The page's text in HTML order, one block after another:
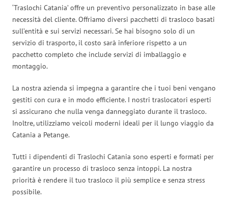
‘Traslochi Catania’ offre un preventivo personalizzato in base alle
necessità del cliente. Offriamo diversi pacchetti di trasloco basati
sull’entità e sui servizi necessari. Se hai bisogno solo di un
servizio di trasporto, il costo sarà inferiore rispetto a un
pacchetto completo che include servizi di imballaggio e
montaggio.
La nostra azienda si impegna a garantire che i tuoi beni vengano
gestiti con cura e in modo efficiente. I nostri traslocatori esperti
si assicurano che nulla venga danneggiato durante il trasloco.
Inoltre, utilizziamo veicoli moderni ideali per il lungo viaggio da
Catania a Petange.
Tutti i dipendenti di Traslochi Catania sono esperti e formati per
garantire un processo di trasloco senza intoppi. La nostra
priorità è rendere il tuo trasloco il più semplice e senza stress
possibile.